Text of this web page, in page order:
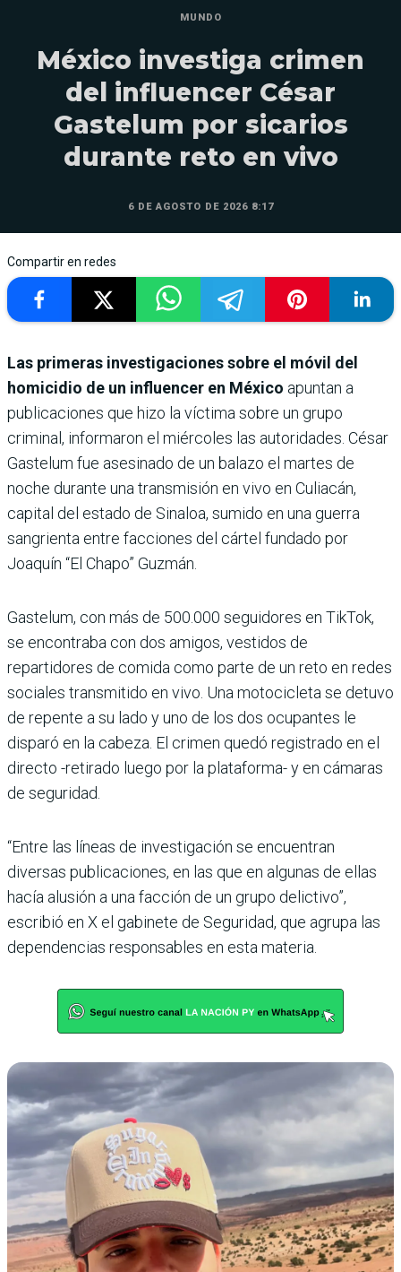
MUNDO
México investiga crimen
del influencer César
Gastelum por sicarios
durante reto en vivo
6 DE AGOSTO DE 2026 8:17
Compartir en redes
Las primeras investigaciones sobre el móvil del
homicidio de un influencer en México apuntan a
publicaciones que hizo la víctima sobre un grupo
criminal, informaron el miércoles las autoridades. César
Gastelum fue asesinado de un balazo el martes de
noche durante una transmisión en vivo en Culiacán,
capital del estado de Sinaloa, sumido en una guerra
sangrienta entre facciones del cártel fundado por
Joaquín “El Chapo” Guzmán.
Gastelum, con más de 500.000 seguidores en TikTok,
se encontraba con dos amigos, vestidos de
repartidores de comida como parte de un reto en redes
sociales transmitido en vivo. Una motocicleta se detuvo
de repente a su lado y uno de los dos ocupantes le
disparó en la cabeza. El crimen quedó registrado en el
directo -retirado luego por la plataforma- y en cámaras
de seguridad.
“Entre las líneas de investigación se encuentran
diversas publicaciones, en las que en algunas de ellas
hacía alusión a una facción de un grupo delictivo”,
escribió en X el gabinete de Seguridad, que agrupa las
dependencias responsables en esta materia.